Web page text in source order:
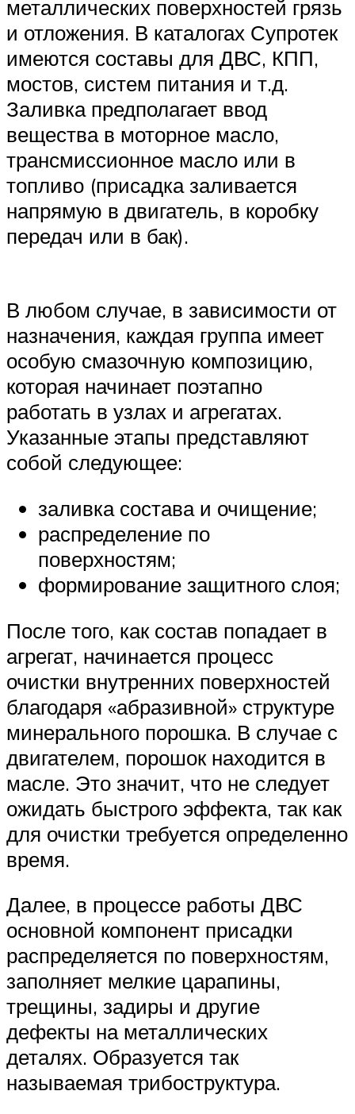
металлических поверхностей грязь
и отложения. В каталогах Супротек
имеются составы для ДВС, КПП,
мостов, систем питания и т.д.
Заливка предполагает ввод
вещества в моторное масло,
трансмиссионное масло или в
топливо (присадка заливается
напрямую в двигатель, в коробку
передач или в бак).
В любом случае, в зависимости от
назначения, каждая группа имеет
особую смазочную композицию,
которая начинает поэтапно
работать в узлах и агрегатах.
Указанные этапы представляют
собой следующее:
заливка состава и очищение;
распределение по
поверхностям;
формирование защитного слоя;
После того, как состав попадает в
агрегат, начинается процесс
очистки внутренних поверхностей
благодаря «абразивной» структуре
минерального порошка. В случае с
двигателем, порошок находится в
масле. Это значит, что не следует
ожидать быстрого эффекта, так как
для очистки требуется определенно
время.
Далее, в процессе работы ДВС
основной компонент присадки
распределяется по поверхностям,
заполняет мелкие царапины,
трещины, задиры и другие
дефекты на металлических
деталях. Образуется так
называемая трибоструктура.